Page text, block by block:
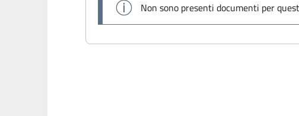
Non sono presenti documenti per